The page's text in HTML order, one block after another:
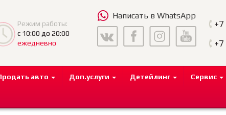
Режим работы:
с 10:00 до 20:00
ежедневно
Написать в WhatsApp
+7
+7
авто Доп.услуги Детейлинг Сервис